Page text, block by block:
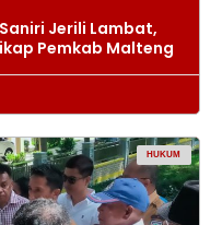
Jerili Lambat,
Pemkab Malteng
HUKUM